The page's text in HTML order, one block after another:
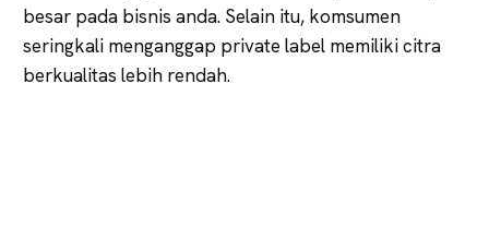
besar pada bisnis anda. Selain itu, komsumen
seringkali menganggap private label memiliki citra
berkualitas lebih rendah.